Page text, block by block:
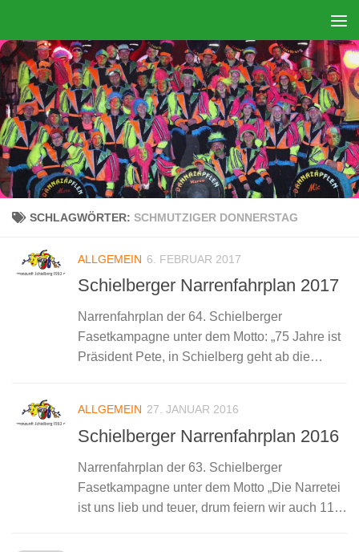
SCHLAGWÖRTER: SCHMUTZIGER DONNERSTAG
ALLGEMEIN 6. FEBRUAR 2017
Schielberger Narrenfahrplan 2017
Narrenfahrplan der 64. Schielberger
Fasetkampagne unter dem Motto: „75 Jahre ist
Präsident Pete, in Schielberg geht ab die
Schielberger Vereine haben wir wieder ein...
ALLGEMEIN 27. JANUAR 2016
Schielberger Narrenfahrplan 2016
Narrenfahrplan der 63. Schielberger
Fasetkampagne unter dem Motto „Die Narretei
ist uns lieb und teuer, drum feiern wir auch 11